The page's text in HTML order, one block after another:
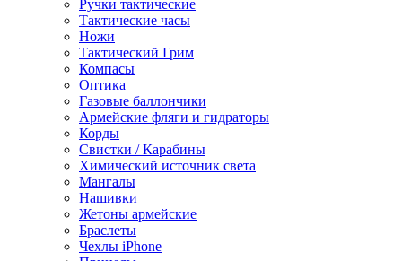
Ручки тактические
Тактические часы
Ножи
Тактический Грим
Компасы
Оптика
Газовые баллончики
Армейские фляги и гидраторы
Корды
Свистки / Карабины
Химический источник света
Мангалы
Нашивки
Жетоны армейские
Браслеты
Чехлы iPhone